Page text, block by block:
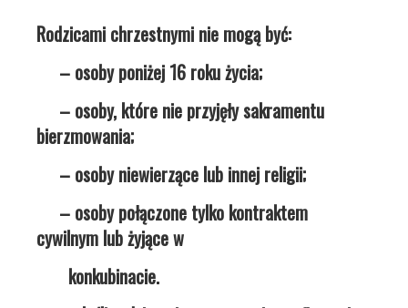
Rodzicami chrzestnymi nie mogą być:
– osoby poniżej 16 roku życia;
– osoby, które nie przyjęły sakramentu
bierzmowania;
– osoby niewierzące lub innej religii;
– osoby połączone tylko kontraktem
cywilnym lub żyjące w
konkubinacie.